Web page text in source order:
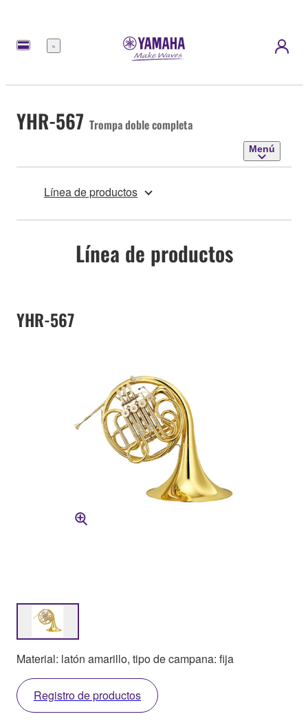
Menú
YHR-567 Trompa doble completa
Menú
Línea de productos
Línea de productos
YHR-567
Material: latón amarillo, tipo de campana: fija
Registro de productos